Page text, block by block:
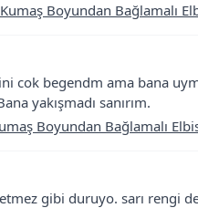
Boyundan Bağlamalı
cok begendm ama bana
yakışmadı sanırım.
Boyundan Bağlamalı
gibi duruyo. sarı rengi